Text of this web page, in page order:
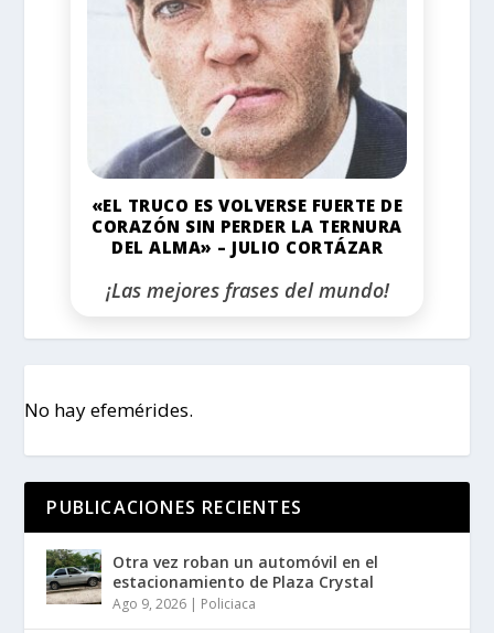
«EL TRUCO ES VOLVERSE FUERTE DE
CORAZÓN SIN PERDER LA TERNURA
DEL ALMA» – JULIO CORTÁZAR
¡Las mejores frases del mundo!
No hay efemérides.
PUBLICACIONES RECIENTES
Otra vez roban un automóvil en el
estacionamiento de Plaza Crystal
Ago 9, 2026 | Policiaca